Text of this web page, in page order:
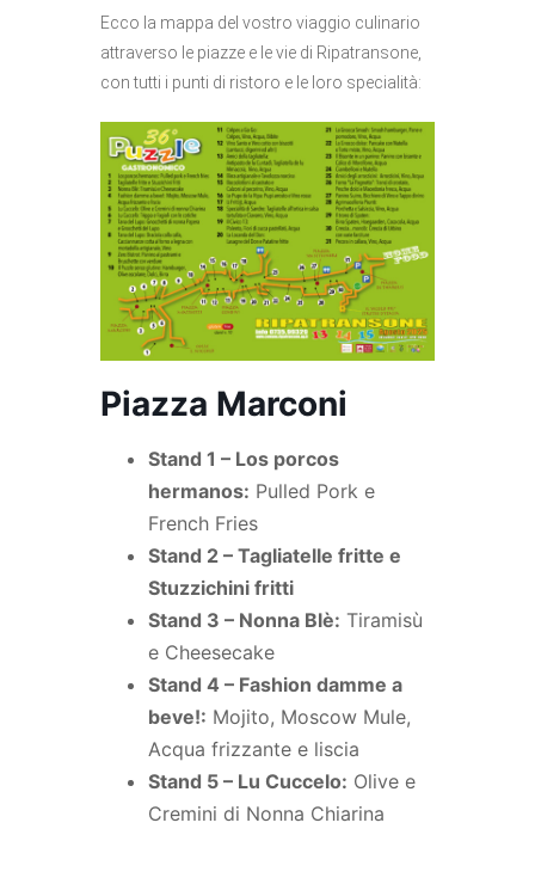
Ecco la mappa del vostro viaggio culinario
attraverso le piazze e le vie di Ripatransone,
con tutti i punti di ristoro e le loro specialità:
Piazza Marconi
Stand 1 – Los porcos
hermanos: Pulled Pork e
French Fries
Stand 2 – Tagliatelle fritte e
Stuzzichini fritti
Stand 3 – Nonna Blè: Tiramisù
e Cheesecake
Stand 4 – Fashion damme a
beve!: Mojito, Moscow Mule,
Acqua frizzante e liscia
Stand 5 – Lu Cuccelo: Olive e
Cremini di Nonna Chiarina